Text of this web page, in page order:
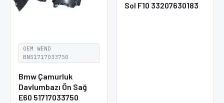
OEM WEND
BN51717033750
Bmw Çamurluk
Davlumbazı Ön Sağ
E60 51717033750
Sol F10 33207630183